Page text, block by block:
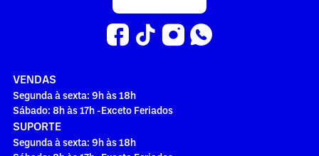
VENDAS
Segunda à sexta: 9h às 18h
Sábado: 8h às 17h -Exceto Feriados
SUPORTE
Segunda à sexta: 9h às 18h